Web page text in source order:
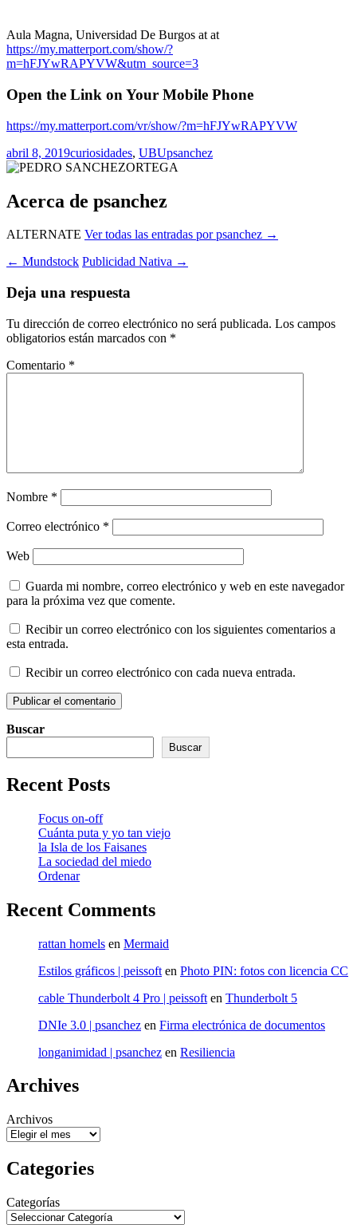
Aula Magna, Universidad De Burgos at at
https://my.matterport.com/show/?
m=hFJYwRAPYVW&utm_source=3
Open the Link on Your Mobile Phone
https://my.matterport.com/vr/show/?m=hFJYwRAPYVW
abril 8, 2019curiosidades, UBUpsanchez
Acerca de psanchez
ALTERNATE Ver todas las entradas por psanchez →
Navegación
de
entradas
← Mundstock Publicidad Nativa →
Deja una respuesta
Tu dirección de correo electrónico no será publicada. Los campos
obligatorios están marcados con *
Comentario *
Nombre *
Correo electrónico *
Web
Guarda mi nombre, correo electrónico y web en este navegador
para la próxima vez que comente.
Recibir un correo electrónico con los siguientes comentarios a
esta entrada.
Recibir un correo electrónico con cada nueva entrada.
Buscar
Buscar
Recent Posts
Focus on-off
Cuánta puta y yo tan viejo
la Isla de los Faisanes
La sociedad del miedo
Ordenar
Recent Comments
rattan homels en Mermaid
Estilos gráficos | peissoft en Photo PIN: fotos con licencia CC
cable Thunderbolt 4 Pro | peissoft en Thunderbolt 5
DNIe 3.0 | psanchez en Firma electrónica de documentos
longanimidad | psanchez en Resiliencia
Archives
Archivos
Categories
Categorías